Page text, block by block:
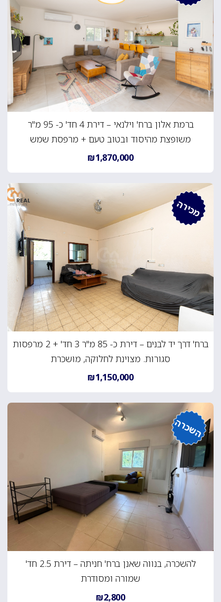
ברמת אלון ברח' וילנאי – דירת 4 חד' כ- 95 מ"ר
משופצת מהיסוד ובטוב טעם + מרפסת שמש
₪1,870,000
מכירה
ברח' דרך יד לבנים – דירת כ- 85 מ"ר 3 חד' + 2 מרפסות
סגורות. מצוינת לחלוקה, מושכרת
₪1,150,000
השכרה
להשכרה, בנווה שאנן ברח' חניתה – דירת 2.5 חד'
שמורה ומסודרת
₪2,800